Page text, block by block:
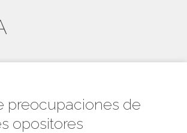
preocupaciones de
opositores